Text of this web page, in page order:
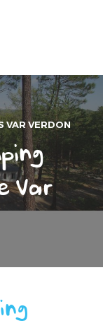
VAR VERDON
Var